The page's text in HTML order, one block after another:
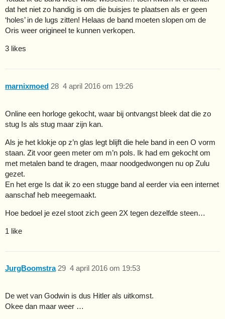
dat het niet zo handig is om die buisjes te plaatsen als er geen
‘holes’ in de lugs zitten! Helaas de band moeten slopen om de
Oris weer origineel te kunnen verkopen.
3 likes
marnixmoed 4 april 2016 om 19:26
28
Online een horloge gekocht, waar bij ontvangst bleek dat die zo
stug Is als stug maar zijn kan.
Als je het klokje op z’n glas legt blijft die hele band in een O vorm
staan. Zit voor geen meter om m’n pols. Ik had em gekocht om
met metalen band te dragen, maar noodgedwongen nu op Zulu
gezet.
En het erge Is dat ik zo een stugge band al eerder via een internet
aanschaf heb meegemaakt.
Hoe bedoel je ezel stoot zich geen 2X tegen dezelfde steen…
1 like
JurgBoomstra 4 april 2016 om 19:53
29
De wet van Godwin is dus Hitler als uitkomst.
Okee dan maar weer …